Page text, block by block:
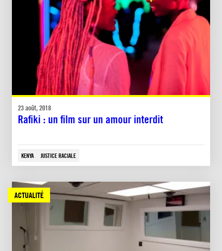
23 août, 2018
Rafiki : un film sur un amour interdit
KENYA JUSTICE RACIALE
ACTUALITÉ